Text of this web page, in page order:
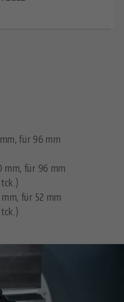
für 96 mm
mm, für 96 mm
für 52 mm